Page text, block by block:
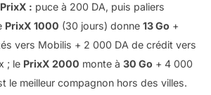
: puce à 200 DA, puis paliers
PrixX 1000 (30 jours) donne13 Go +
vers Mobilis + 2 000 DA de crédit vers
; le PrixX 2000 monte à30 Go + 4 000
le meilleur compagnon hors des villes.